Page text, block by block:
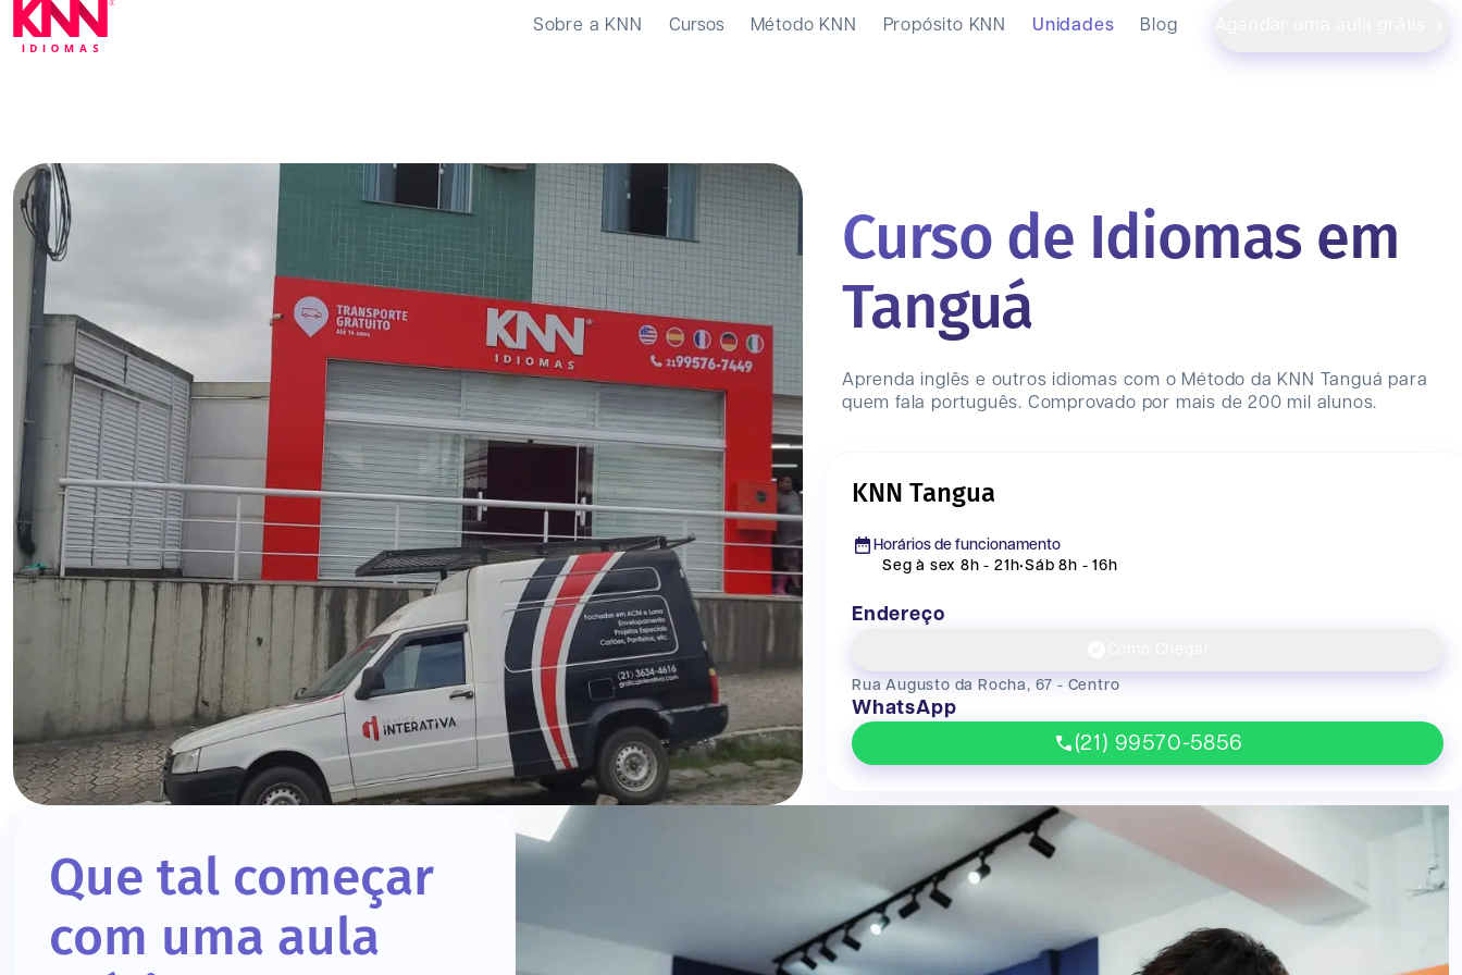
Sobre a KNN Cursos Método KNN Propósito KNN Unidades Blog
Curso de Idiomas em
Tanguá
Aprenda inglês e outros idiomas com o Método da KNN Tanguá para
quem fala português. Comprovado por mais de 200 mil alunos.
KNN Tangua
Horários de funcionamento
Seg à sex 8h - 21h•Sáb 8h - 16h
Endereço
Rua Augusto da Rocha, 67 - Centro
WhatsApp
(21) 99570-5856
Que tal começar
com uma aula